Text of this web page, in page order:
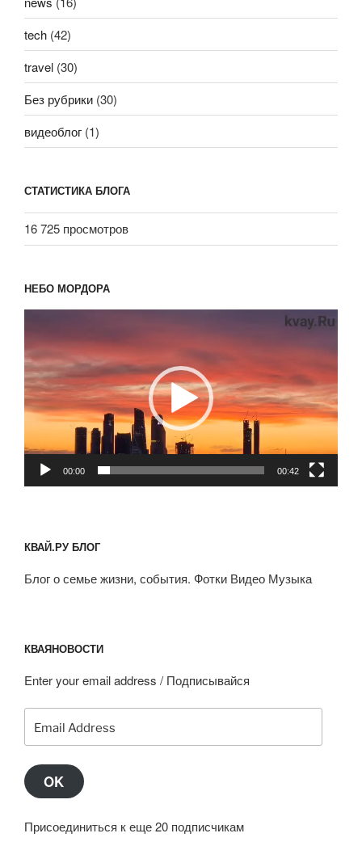
tech (42)
travel (30)
Без рубрики (30)
видеоблог (1)
СТАТИСТИКА БЛОГА
16 725 просмотров
НЕБО МОРДОРА
00:00 00:42
КВАЙ.РУ БЛОГ
Блог о семье жизни, события. Фотки Видео Музыка
КВАЯНОВОСТИ
Enter your email address / Подписывайся
Address
OK
Присоединиться к еще 20 подписчикам